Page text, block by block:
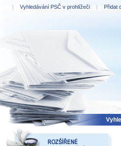
| Vyhledávání PSČ v prohlížeči | Přidat